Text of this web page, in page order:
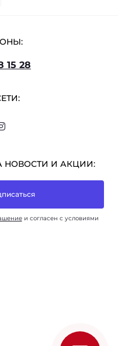
15 28
НОВОСТИ И АКЦИИ:
и согласен с условиями